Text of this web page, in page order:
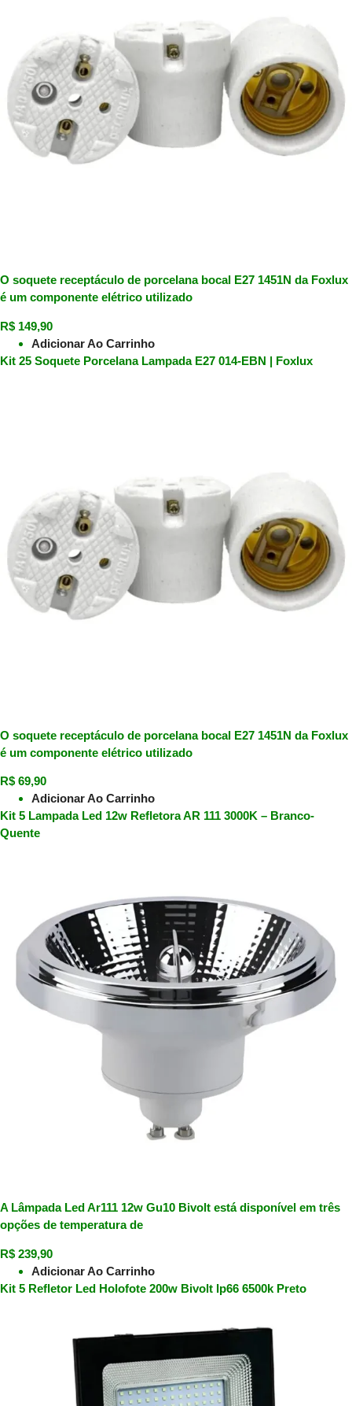
O soquete receptáculo de porcelana bocal E27 1451N da Foxlux
é um componente elétrico utilizado
R$ 149,90
Adicionar Ao Carrinho
Kit 25 Soquete Porcelana Lampada E27 014-EBN | Foxlux
O soquete receptáculo de porcelana bocal E27 1451N da Foxlux
é um componente elétrico utilizado
R$ 69,90
Adicionar Ao Carrinho
Kit 5 Lampada Led 12w Refletora AR 111 3000K – Branco-
Quente
A Lâmpada Led Ar111 12w Gu10 Bivolt está disponível em três
opções de temperatura de
R$ 239,90
Adicionar Ao Carrinho
Kit 5 Refletor Led Holofote 200w Bivolt Ip66 6500k Preto